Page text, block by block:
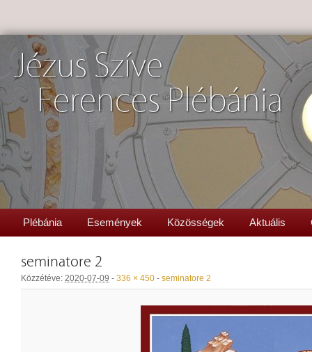
Jézus Szíve
Ferences Plébánia
Plébánia Események Közösségek Aktuális
seminatore 2
Közzétéve: 2020-07-09 - 336 × 450 - seminatore 2